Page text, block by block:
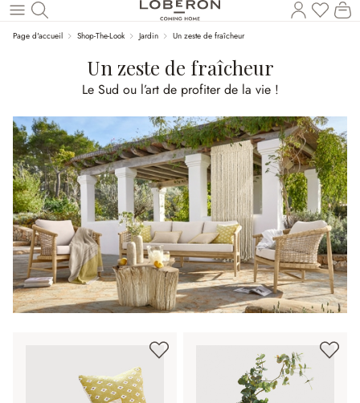
Revenir au contenu principal
Vous
Page d'accueil Shop-The-Look Jardin Un zeste de fraîcheur
Un zeste de fraîcheur
Le Sud ou l’art de profiter de la vie !